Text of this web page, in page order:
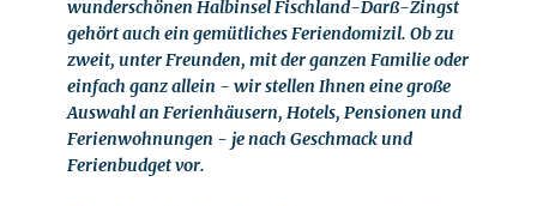
wunderschönen Halbinsel Fischland-Darß-Zingst
gehört auch ein gemütliches Feriendomizil. Ob zu
zweit, unter Freunden, mit der ganzen Familie oder
einfach ganz allein - wir stellen Ihnen eine große
Auswahl an Ferienhäusern, Hotels, Pensionen und
Ferienwohnungen - je nach Geschmack und
Ferienbudget vor.